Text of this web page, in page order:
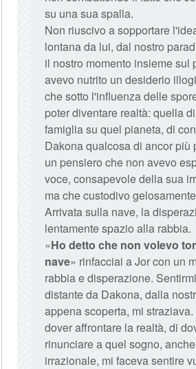
su una sua spalla.
Non riuscivo a sopportare
lontana da lui, dal nostro
il nostro momento insieme sul
avevo nutrito un desiderio
che sotto l'influenza delle
poter diventare realtà: quella
famiglia su quel pianeta, di
Dakona qualcosa di ancor più
un pensiero che non avevo
voce, consapevole della sua
ma che custodivo
Arrivata sulla nave, la
lentamente spazio alla rabbia.
«Ho detto che non volevo
nave» rinfacciai a Jor con un
rabbia e disperazione.
distante da Dakona, dalla
appena scoperta, mi
dover affrontare la realtà, di
rinunciare a quel sogno,
irrazionale, mi faceva sentire